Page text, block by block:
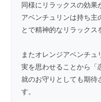
同様にリラックスの効果
アベンチュリンは持ち主
とで精神的なリラックス
またオレンジアベンチ
実を思わせることから「
就のお守りとしても期待
す。